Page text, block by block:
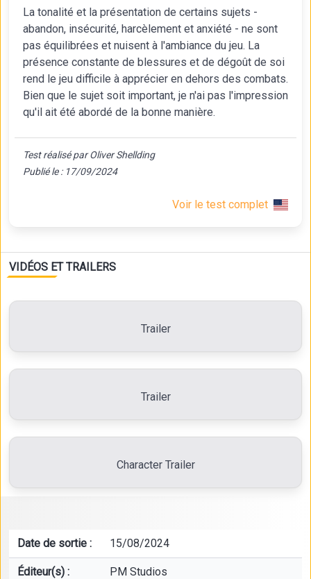
La tonalité et la présentation de certains sujets -
abandon, insécurité, harcèlement et anxiété - ne sont
pas équilibrées et nuisent à l'ambiance du jeu. La
présence constante de blessures et de dégoût de soi
rend le jeu difficile à apprécier en dehors des combats.
Bien que le sujet soit important, je n'ai pas l'impression
qu'il ait été abordé de la bonne manière.
Test réalisé par Oliver Shellding
Publié le : 17/09/2024
Voir le test complet
VIDÉOS ET TRAILERS
Trailer
Trailer
Character Trailer
Date de sortie : 15/08/2024
Éditeur(s) : PM Studios